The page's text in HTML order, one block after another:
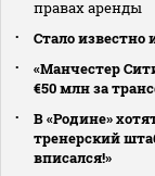
правах аренды
Стало
«Манчестер
€50 млн за
В «Родине»
тренерский
вписался!»